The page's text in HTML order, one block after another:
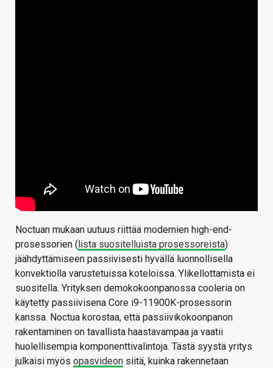
Noctuan mukaan uutuus riittää modernien high-end-
prosessorien (lista suositelluista prosessoreista)
jäähdyttämiseen passiivisesti hyvällä luonnollisella
konvektiolla varustetuissa koteloissa. Ylikellottamista ei
suositella. Yrityksen demokokoonpanossa cooleria on
käytetty passiivisena Core i9-11900K-prosessorin
kanssa. Noctua korostaa, että passiivikokoonpanon
rakentaminen on tavallista haastavampaa ja vaatii
huolellisempia komponenttivalintoja. Tästä syystä yritys
julkaisi myös opasvideon siitä, kuinka rakennetaan